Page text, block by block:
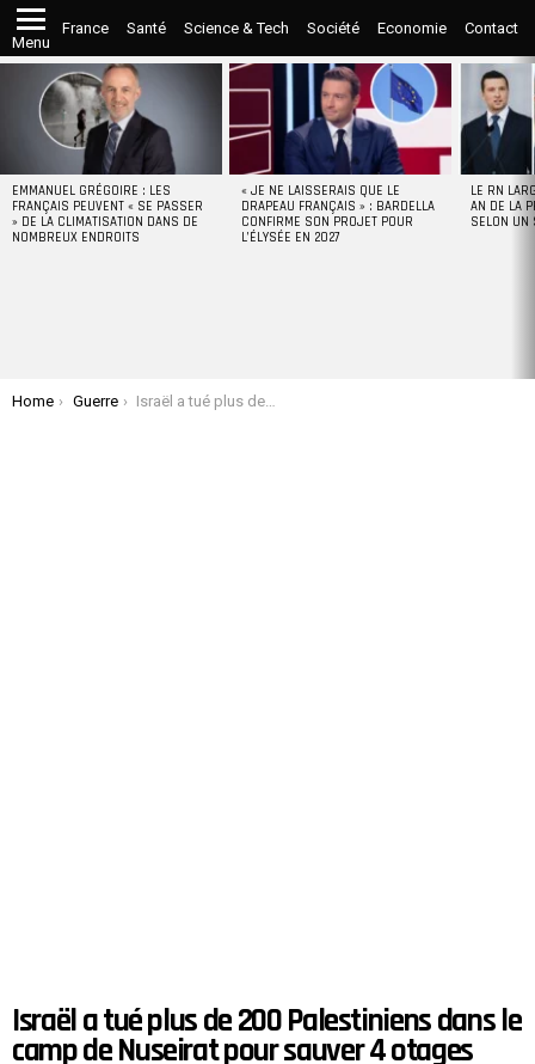
Menu
France Santé Science & Tech Société Economie Contact
STORIES
EMMANUEL GRÉGOIRE : LES
FRANÇAIS PEUVENT « SE PASSER
» DE LA CLIMATISATION DANS DE
NOMBREUX ENDROITS
« JE NE LAISSERAIS QUE LE
DRAPEAU FRANÇAIS » : BARDELLA
CONFIRME SON PROJET POUR
L’ÉLYSÉE EN 2027
LE RN
AN DE LA
SELON UN
You are here:
Home Guerre Israël a tué plus de 200 Palestiniens dans le camp de Nuseirat pour sauver 4 otages
Israël a tué plus de 200 Palestiniens dans le
camp de Nuseirat pour sauver 4 otages